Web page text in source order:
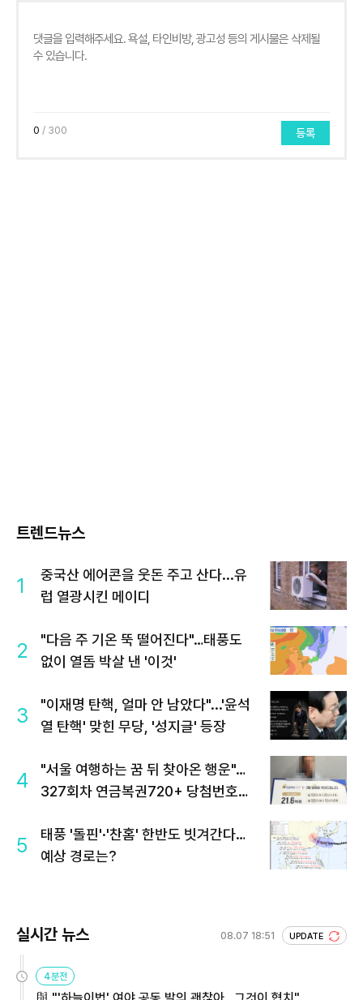
0 / 300 등록
트렌드뉴스
1
중국산 에어콘을 웃돈 주고 산다...유
럽 열광시킨 메이디
2
"다음 주 기온 뚝 떨어진다"…태풍도
없이 열돔 박살 낸 '이것'
3
"이재명 탄핵, 얼마 안 남았다"...'윤석
열 탄핵' 맞힌 무당, '성지글' 등장
4
"서울 여행하는 꿈 뒤 찾아온 행운"…
327회차 연금복권720+ 당첨번호조
5
태풍 '돌핀'·'찬홈' 한반도 빗겨간다…
예상 경로는?
실시간 뉴스 08.07 18:51 UPDATE
4분전